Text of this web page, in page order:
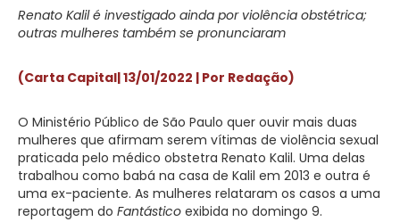
Renato Kalil é investigado ainda por violência obstétrica;
outras mulheres também se pronunciaram
(Carta Capital| 13/01/2022 | Por Redação)
O Ministério Público de São Paulo quer ouvir mais duas
mulheres que afirmam serem vítimas de violência sexual
praticada pelo médico obstetra Renato Kalil. Uma delas
trabalhou como babá na casa de Kalil em 2013 e outra é
uma ex-paciente. As mulheres relataram os casos a uma
reportagem do Fantástico exibida no domingo 9.